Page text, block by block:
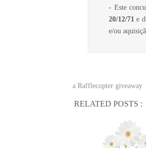
- Este
20/12/71e
e/ou
a Rafflecopter giveaway
RELATED POSTS :